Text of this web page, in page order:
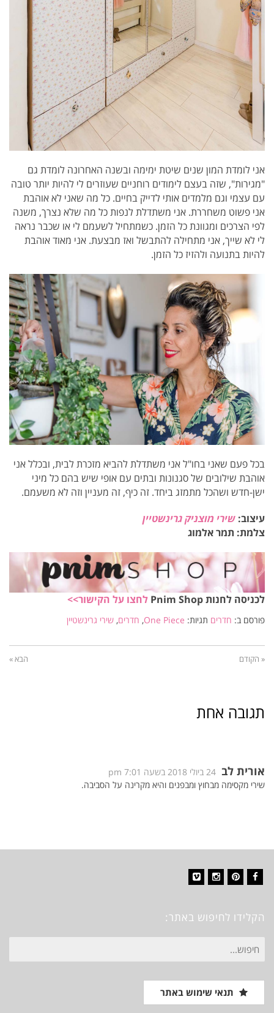
אני לומדת המון שנים שיטת ימימה ובשנה האחרונה לומדת גם
"מגירות", שזה בעצם לימודים רוחניים שעוזרים לי להיות יותר טובה
עם עצמי וגם מלמדים אותי לדייק בחיים. כל מה שאני לא אוהבת
אני פשוט משחררת. אני משתדלת לנפות כל מה שלא נצרך, משנה
לפי הצרכים ומגוונת כל הזמן. כשמתחיל לשעמם לי או שכבר נראה
לי לא שייך, אני מתחילה להתבשל ואז מבצעת. אני מאוד אוהבת
להיות בתנועה ולהזיז כל הזמן.
בכל פעם שאני בחו"ל אני משתדלת להביא מזכרת לבית, ובכלל אני
אוהבת שילובים של סגנונות ובתים עם אופי שיש בהם כל מיני
ישן-חדש ושהכל מתמזג ביחד. זה כיף, זה מעניין וזה לא משעמם.
עיצוב: שירי מוצניק גרינשטיין
צלמת: תמר אלמוג
לכניסה לחנות Pnim Shop לחצו על הקישור>>
פורסם ב: חדרים תגיות: One Piece
, חדרים, שירי גרינשטיין
« הקודם הבא »
תגובה אחת
אורית לב 24 ביולי 2018 בשעה 7:01 pm
שירי מקסימה מבחוץ ומבפנים והיא מקרינה על הסביבה.
הקלידו לחיפוש באתר:
חיפוש
עבור:
תנאי שימוש באתר